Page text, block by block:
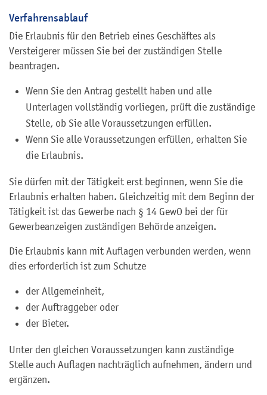
Verfahrensablauf
Die Erlaubnis für den Betrieb eines Geschäftes als
Versteigerer müssen Sie bei der zuständigen Stelle
beantragen.
Wenn Sie den Antrag gestellt haben und alle
Unterlagen vollständig vorliegen, prüft die zuständige
Stelle, ob Sie alle Voraussetzungen erfüllen.
Wenn Sie alle Voraussetzungen erfüllen, erhalten Sie
die Erlaubnis.
Sie dürfen mit der Tätigkeit erst beginnen, wenn Sie die
Erlaubnis erhalten haben. Gleichzeitig mit dem Beginn der
Tätigkeit ist das Gewerbe nach § 14 GewO bei der für
Gewerbeanzeigen zuständigen Behörde anzeigen.
Die Erlaubnis kann mit Auflagen verbunden werden, wenn
dies erforderlich ist zum Schutze
der Allgemeinheit,
der Auftraggeber oder
der Bieter.
Unter den gleichen Voraussetzungen kann zuständige
Stelle auch Auflagen nachträglich aufnehmen, ändern und
ergänzen.